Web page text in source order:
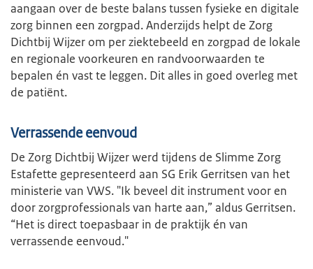
aangaan over de beste balans tussen fysieke en digitale
zorg binnen een zorgpad. Anderzijds helpt de Zorg
Dichtbij Wijzer om per ziektebeeld en zorgpad de lokale
en regionale voorkeuren en randvoorwaarden te
bepalen én vast te leggen. Dit alles in goed overleg met
de patiënt.
Verrassende eenvoud
De Zorg Dichtbij Wijzer werd tijdens de Slimme Zorg
Estafette gepresenteerd aan SG Erik Gerritsen van het
ministerie van VWS. "Ik beveel dit instrument voor en
door zorgprofessionals van harte aan,” aldus Gerritsen.
“Het is direct toepasbaar in de praktijk én van
verrassende eenvoud."